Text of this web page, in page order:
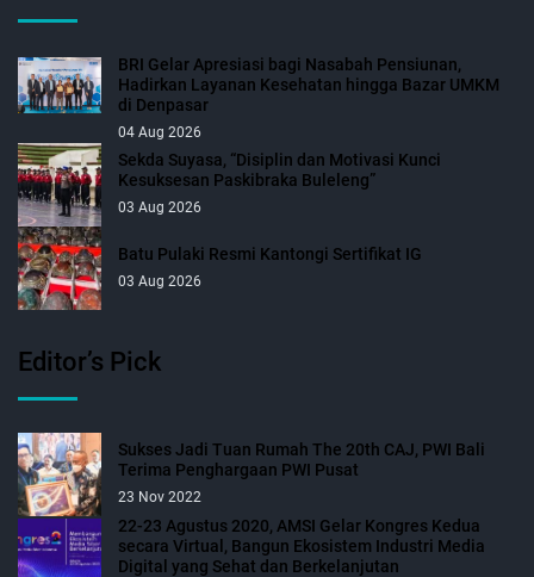
BRI Gelar Apresiasi bagi Nasabah Pensiunan,
Hadirkan Layanan Kesehatan hingga Bazar UMKM
di Denpasar
04 Aug 2026
Sekda Suyasa, “Disiplin dan Motivasi Kunci
Kesuksesan Paskibraka Buleleng”
03 Aug 2026
Batu Pulaki Resmi Kantongi Sertifikat IG
03 Aug 2026
Editor’s Pick
Sukses Jadi Tuan Rumah The 20th CAJ, PWI Bali
Terima Penghargaan PWI Pusat
23 Nov 2022
22-23 Agustus 2020, AMSI Gelar Kongres Kedua
secara Virtual, Bangun Ekosistem Industri Media
Digital yang Sehat dan Berkelanjutan